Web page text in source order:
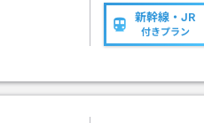
新幹線・JR
付きプラン